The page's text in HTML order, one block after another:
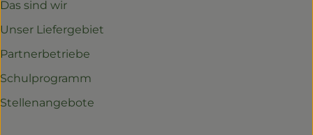
Das sind wir
Unser Liefergebiet
Partnerbetriebe
Schulprogramm
Stellenangebote